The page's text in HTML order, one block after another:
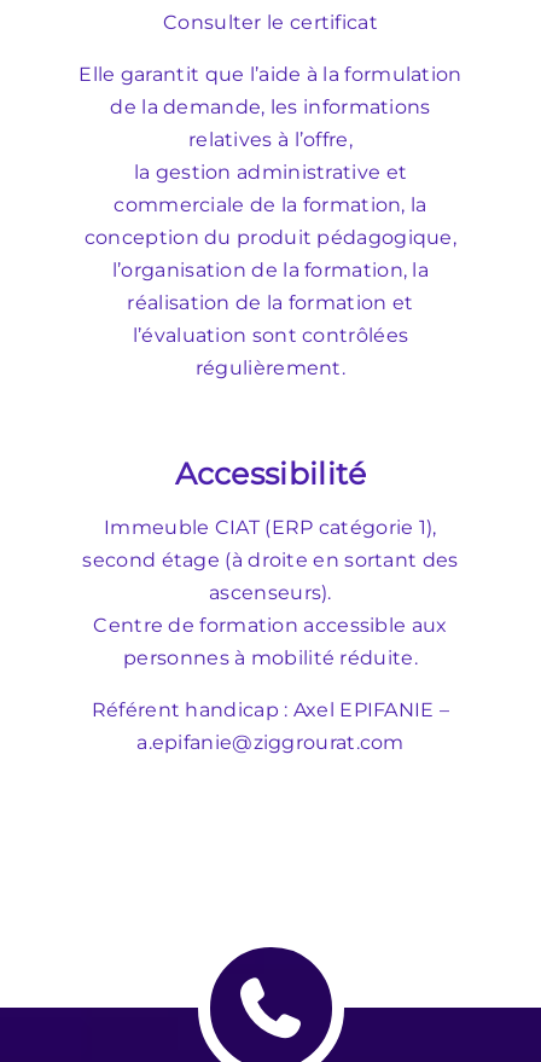
Consulter le certificat
Elle garantit que l’aide à la formulation
de la demande, les informations
relatives à l’offre,
la gestion administrative et
commerciale de la formation, la
conception du produit pédagogique,
l’organisation de la formation, la
réalisation de la formation et
l’évaluation sont contrôlées
régulièrement.
Accessibilité
Immeuble CIAT (ERP catégorie 1),
second étage (à droite en sortant des
ascenseurs).
Centre de formation accessible aux
personnes à mobilité réduite.
Référent handicap : Axel EPIFANIE –
a.epifanie@ziggrourat.com